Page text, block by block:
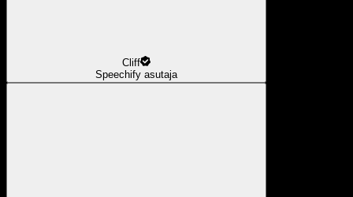
Cliff
Speechify asutaja